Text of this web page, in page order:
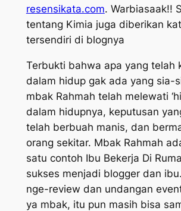
resensikata.com. Warbiasaak!!
tentang Kimia juga diberikan
tersendiri di blognya
Terbukti bahwa apa yang telah
dalam hidup gak ada yang sia-
mbak Rahmah telah melewati
dalam hidupnya, keputusan
telah berbuah manis, dan
orang sekitar. Mbak Rahmah
satu contoh Ibu Bekerja Di
sukses menjadi blogger dan
nge-review dan undangan
ya mbak, itu pun masih bisa